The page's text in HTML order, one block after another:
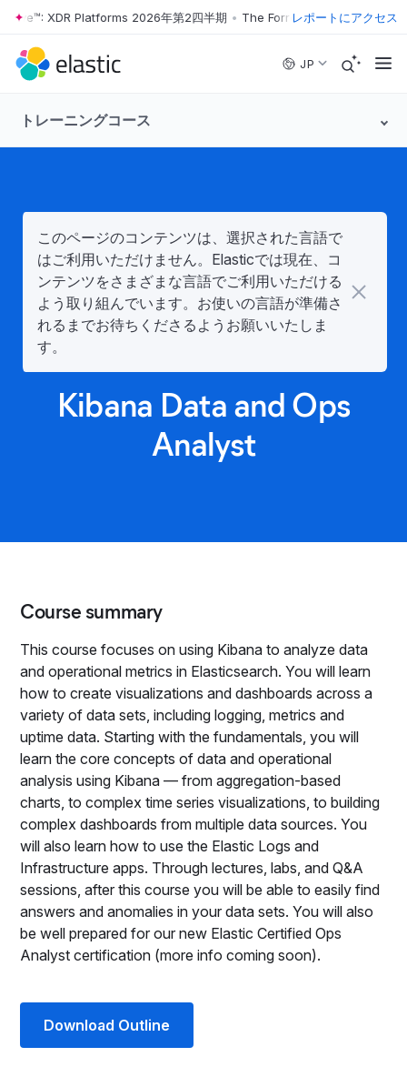
Skip to main content
XDR Platforms 2026年第2四半期 • The Forrester Wave™: XDR
レポートにアクセス
JP
トレーニングコース
このページのコンテンツは、選択された言語で
はご利用いただけません。Elasticでは現在、コ
ンテンツをさまざまな言語でご利用いただける
よう取り組んでいます。お使いの言語が準備さ
れるまでお待ちくださるようお願いいたしま
す。
Kibana Data and Ops
Analyst
Course summary
This course focuses on using Kibana to analyze data
and operational metrics in Elasticsearch. You will learn
how to create visualizations and dashboards across a
variety of data sets, including logging, metrics and
uptime data. Starting with the fundamentals, you will
learn the core concepts of data and operational
analysis using Kibana — from aggregation-based
charts, to complex time series visualizations, to building
complex dashboards from multiple data sources. You
will also learn how to use the Elastic Logs and
Infrastructure apps. Through lectures, labs, and Q&A
sessions, after this course you will be able to easily find
answers and anomalies in your data sets. You will also
be well prepared for our new Elastic Certified Ops
Analyst certification (more info coming soon).
Download Outline